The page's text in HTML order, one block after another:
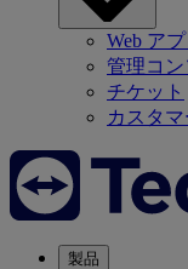
Web ア
管理コ
チケット
カスタ
製品